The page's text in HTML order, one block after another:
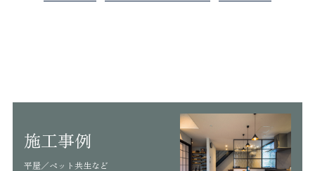
施工事例
平屋／ペット共生など